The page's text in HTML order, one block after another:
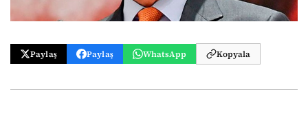
Paylaş Paylaş WhatsApp Kopyala